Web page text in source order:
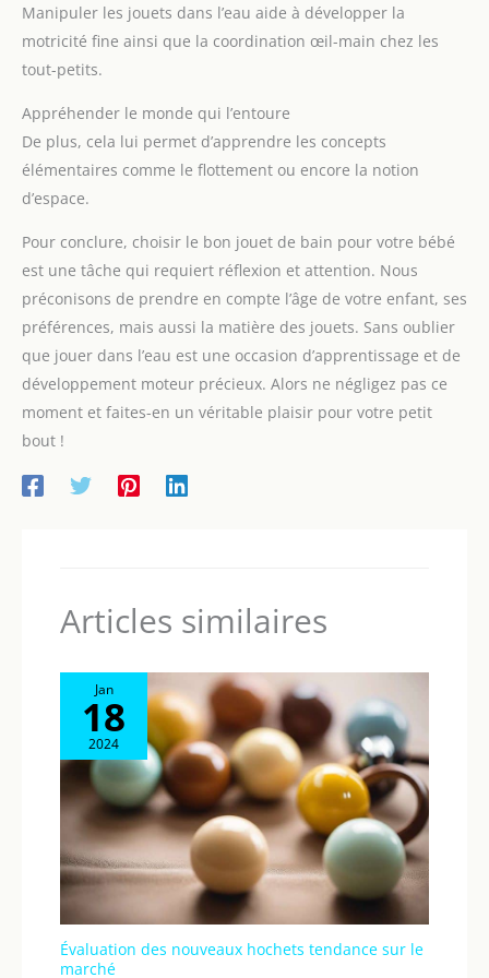
piscine, etc. Laissez votre bébé
s'amuser dans l'eau !
etc.
applications】 Ces jouets lumineux aux couleurs vives et
scintillantes conviennent non seulement au bain de bébé,
mais aussi à diverses occasions comme les apéros, les fêtes à
la piscine et les fêtes. Ils peuvent également être offerts en
Ces glaçons colorés et lumineux améliorent la motricité fine
et la reconnaissance des couleurs grâce à leurs changements
de teinte. Ils favorisent l'éveil cognitif par le jeu, stimulent
l'imagination et la créativité, et transforment le bain en un
Manipuler les jouets dans l’eau aide à développer la
motricité fine ainsi que la coordination œil-main chez les
tout-petits.
Appréhender le monde qui l’entoure
De plus, cela lui permet d’apprendre les concepts
élémentaires comme le flottement ou encore la notion
d’espace.
Pour conclure, choisir le bon jouet de bain pour votre bébé
est une tâche qui requiert réflexion et attention. Nous
préconisons de prendre en compte l’âge de votre enfant, ses
préférences, mais aussi la matière des jouets. Sans oublier
que jouer dans l’eau est une occasion d’apprentissage et de
développement moteur précieux. Alors ne négligez pas ce
moment et faites-en un véritable plaisir pour votre petit
bout !
Articles similaires
Jan
18
2024
Évaluation des nouveaux hochets tendance sur le
marché